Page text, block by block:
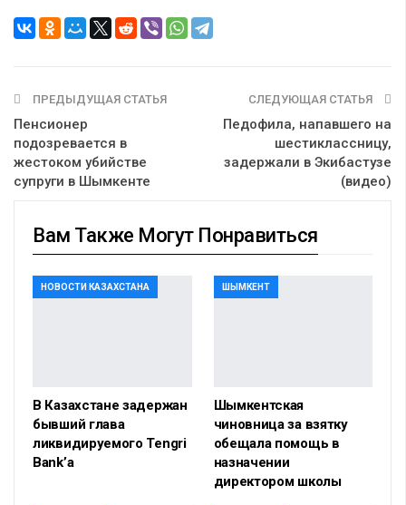
ПРЕДЫДУЩАЯ СТАТЬЯ
Пенсионер
подозревается в
жестоком убийстве
супруги в Шымкенте
СЛЕДУЮЩАЯ СТАТЬЯ
Педофила, напавшего на
шестиклассницу,
задержали в Экибастузе
(видео)
Вам Также Могут Понравиться
НОВОСТИ КАЗАХСТАНА
В Казахстане задержан
бывший глава
ликвидируемого Tengri
Bank’а
ШЫМКЕНТ
Шымкентская
чиновница за взятку
обещала помощь в
назначении
директором школы